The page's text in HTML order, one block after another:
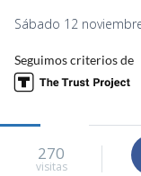
Sábado 12
Seguimos criterios de
270
visitas